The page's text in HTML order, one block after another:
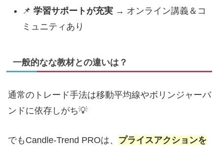
📌学習サポートが充実 → オンライン講義＆コ
ミュニティあり
一般的なな教材との違いは？
通常のトレード手法は移動平均線やボリンジャーバ
ンドに依存しがち💡
でもCandle-Trend PROは、 プライスアクションを